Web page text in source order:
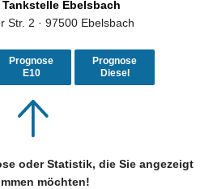
Ebelsbach
Str. 2 · 97500 Ebelsbach
Prognose
E10
Prognose
Diesel
oder Statistik, die Sie angezeigt
möchten!